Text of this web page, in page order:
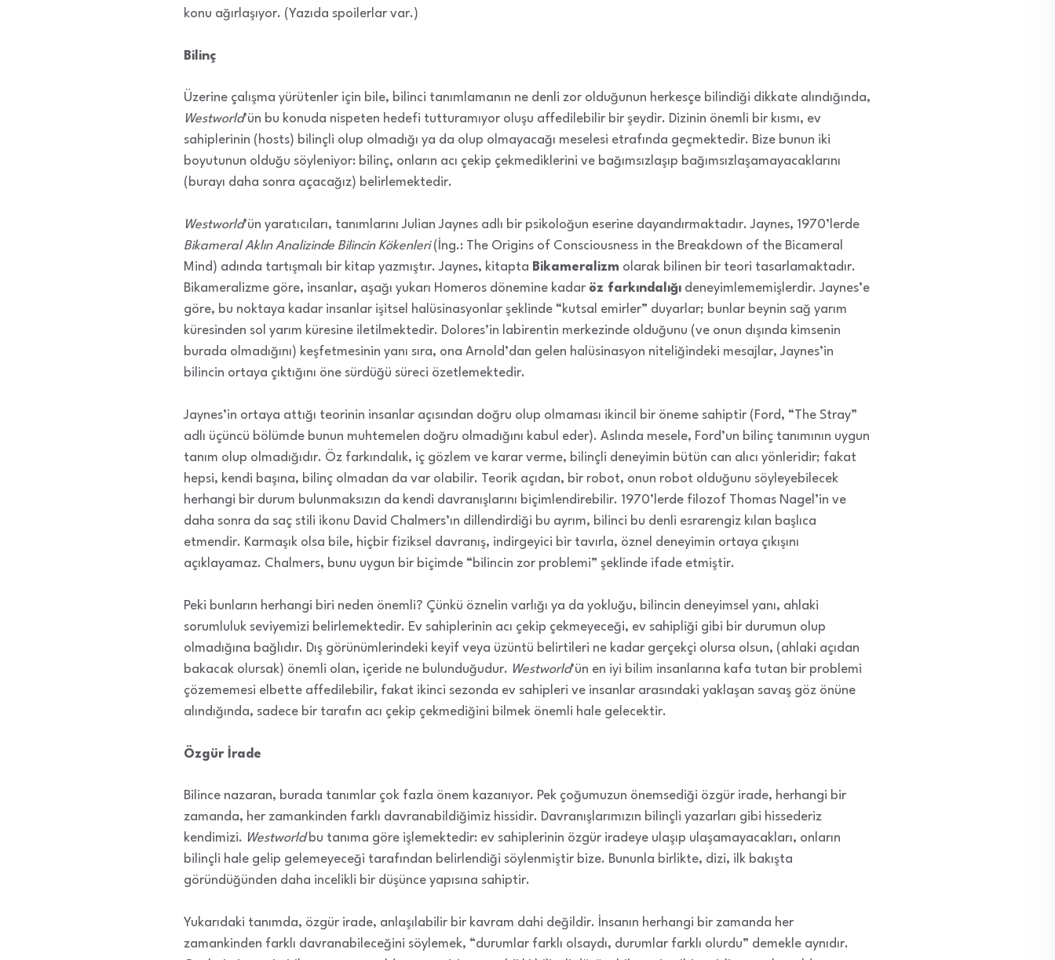
konu ağırlaşıyor. (Yazıda spoilerlar var.)
Bilinç
Üzerine çalışma yürütenler için bile, bilinci tanımlamanın ne denli zor olduğunun herkesçe bilindiği dikkate alındığında,
Westworld’ün bu konuda nispeten hedefi tutturamıyor oluşu affedilebilir bir şeydir. Dizinin önemli bir kısmı, ev
sahiplerinin (hosts) bilinçli olup olmadığı ya da olup olmayacağı meselesi etrafında geçmektedir. Bize bunun iki
boyutunun olduğu söyleniyor: bilinç, onların acı çekip çekmediklerini ve bağımsızlaşıp bağımsızlaşamayacaklarını
(burayı daha sonra açacağız) belirlemektedir.
Westworld’ün yaratıcıları, tanımlarını Julian Jaynes adlı bir psikoloğun eserine dayandırmaktadır. Jaynes, 1970’lerde
Bikameral Aklın Analizinde Bilincin Kökenleri(İng.: The Origins of Consciousness in the Breakdown of the Bicameral
Mind) adında tartışmalı bir kitap yazmıştır. Jaynes, kitapta Bikameralizm olarak bilinen bir teori tasarlamaktadır.
Bikameralizme göre, insanlar, aşağı yukarı Homeros dönemine kadar öz farkındalığı deneyimlememişlerdir. Jaynes’e
göre, bu noktaya kadar insanlar işitsel halüsinasyonlar şeklinde “kutsal emirler” duyarlar; bunlar beynin sağ yarım
küresinden sol yarım küresine iletilmektedir. Dolores’in labirentin merkezinde olduğunu (ve onun dışında kimsenin
burada olmadığını) keşfetmesinin yanı sıra, ona Arnold’dan gelen halüsinasyon niteliğindeki mesajlar, Jaynes’in
bilincin ortaya çıktığını öne sürdüğü süreci özetlemektedir.
Jaynes’in ortaya attığı teorinin insanlar açısından doğru olup olmaması ikincil bir öneme sahiptir (Ford, “The Stray”
adlı üçüncü bölümde bunun muhtemelen doğru olmadığını kabul eder). Aslında mesele, Ford’un bilinç tanımının uygun
tanım olup olmadığıdır. Öz farkındalık, iç gözlem ve karar verme, bilinçli deneyimin bütün can alıcı yönleridir; fakat
hepsi, kendi başına, bilinç olmadan da var olabilir. Teorik açıdan, bir robot, onun robot olduğunu söyleyebilecek
herhangi bir durum bulunmaksızın da kendi davranışlarını biçimlendirebilir. 1970’lerde filozof Thomas Nagel’in ve
daha sonra da saç stili ikonu David Chalmers’ın dillendirdiği bu ayrım, bilinci bu denli esrarengiz kılan başlıca
etmendir. Karmaşık olsa bile, hiçbir fiziksel davranış, indirgeyici bir tavırla, öznel deneyimin ortaya çıkışını
açıklayamaz. Chalmers, bunu uygun bir biçimde “bilincin zor problemi” şeklinde ifade etmiştir.
Peki bunların herhangi biri neden önemli? Çünkü öznelin varlığı ya da yokluğu, bilincin deneyimsel yanı, ahlaki
sorumluluk seviyemizi belirlemektedir. Ev sahiplerinin acı çekip çekmeyeceği, ev sahipliği gibi bir durumun olup
olmadığına bağlıdır. Dış görünümlerindeki keyif veya üzüntü belirtileri ne kadar gerçekçi olursa olsun, (ahlaki açıdan
bakacak olursak) önemli olan, içeride ne bulunduğudur. Westworld’ün en iyi bilim insanlarına kafa tutan bir problemi
çözememesi elbette affedilebilir, fakat ikinci sezonda ev sahipleri ve insanlar arasındaki yaklaşan savaş göz önüne
alındığında, sadece bir tarafın acı çekip çekmediğini bilmek önemli hale gelecektir.
Özgür İrade
Bilince nazaran, burada tanımlar çok fazla önem kazanıyor. Pek çoğumuzun önemsediği özgür irade, herhangi bir
zamanda, her zamankinden farklı davranabildiğimiz hissidir. Davranışlarımızın bilinçli yazarları gibi hissederiz
kendimizi. Westworldbu tanıma göre işlemektedir: ev sahiplerinin özgür iradeye ulaşıp ulaşamayacakları, onların
bilinçli hale gelip gelemeyeceği tarafından belirlendiği söylenmiştir bize. Bununla birlikte, dizi, ilk bakışta
göründüğünden daha incelikli bir düşünce yapısına sahiptir.
Yukarıdaki tanımda, özgür irade, anlaşılabilir bir kavram dahi değildir. İnsanın herhangi bir zamanda her
zamankinden farklı davranabileceğini söylemek, “durumlar farklı olsaydı, durumlar farklı olurdu” demekle aynıdır.